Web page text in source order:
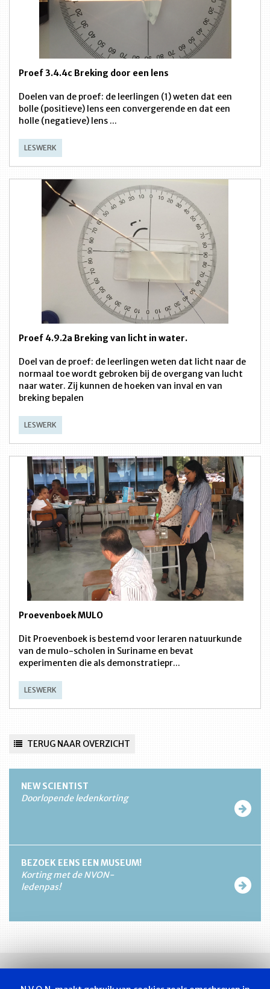
Proef 3.4.4c Breking door een lens
Doelen van de proef: de leerlingen (1) weten dat een
bolle (positieve) lens een convergerende en dat een
holle (negatieve) lens ...
LESWERK
Proef 4.9.2a Breking van licht in water.
Doel van de proef: de leerlingen weten dat licht naar de
normaal toe wordt gebroken bij de overgang van lucht
naar water. Zij kunnen de hoeken van inval en van
breking bepalen
LESWERK
Proevenboek MULO
Dit Proevenboek is bestemd voor leraren natuurkunde
van de mulo-scholen in Suriname en bevat
experimenten die als demonstratiepr...
LESWERK
TERUG NAAR OVERZICHT
NEW SCIENTIST
Doorlopende ledenkorting
BEZOEK EENS EEN MUSEUM!
Korting met de NVON-
ledenpas!